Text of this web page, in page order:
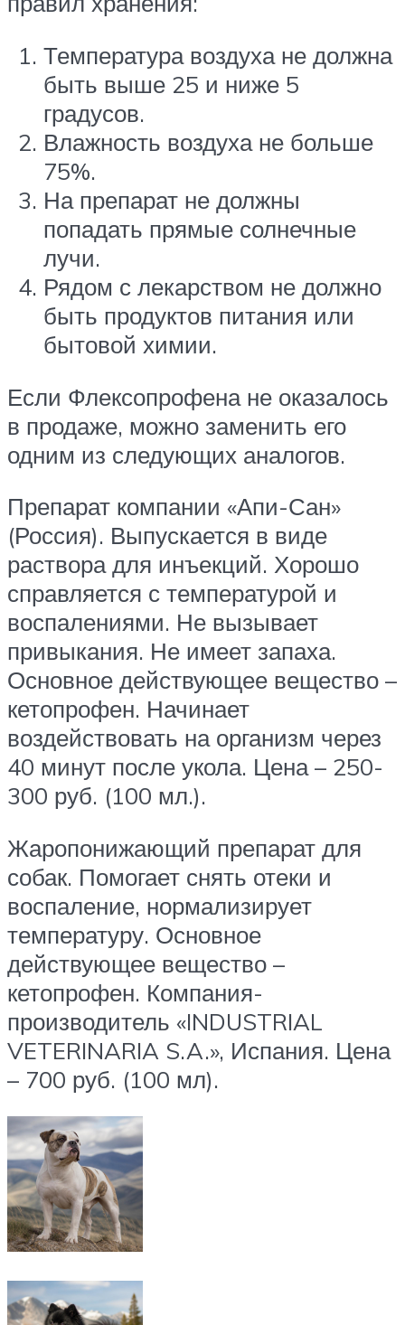
Температура воздуха не должна
быть выше 25 и ниже 5
градусов.
Влажность воздуха не больше
75%.
На препарат не должны
попадать прямые солнечные
лучи.
Рядом с лекарством не должно
быть продуктов питания или
бытовой химии.
Если Флексопрофена не оказалось
в продаже, можно заменить его
одним из следующих аналогов.
Препарат компании «Апи-Сан»
(Россия). Выпускается в виде
раствора для инъекций. Хорошо
справляется с температурой и
воспалениями. Не вызывает
привыкания. Не имеет запаха.
Основное действующее вещество –
кетопрофен. Начинает
воздействовать на организм через
40 минут после укола. Цена – 250-
300 руб. (100 мл.).
Жаропонижающий препарат для
собак. Помогает снять отеки и
воспаление, нормализирует
температуру. Основное
действующее вещество –
кетопрофен. Компания-
производитель «INDUSTRIAL
VETERINARIA S.A.», Испания. Цена
– 700 руб. (100 мл).